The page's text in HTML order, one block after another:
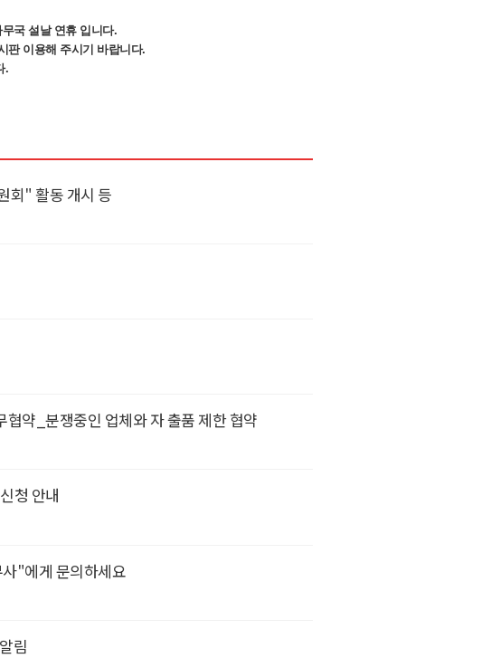
국 설날 연휴 입니다.
판 이용해 주시기 바랍니다.
.
회" 활동 개시 등
약_분쟁중인 업체와 자 출품 제한 협약
청 안내
"에게 문의하세요
림